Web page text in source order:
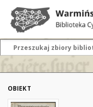
OBIEKT